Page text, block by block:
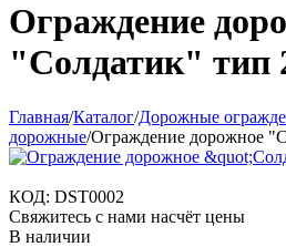
Ограждение
"Солдатик" тип
Главная/Каталог/Дорожные
дорожные/Ограждение дорожное
КОД: DST0002
Свяжитесь с нами насчёт цены
В наличии